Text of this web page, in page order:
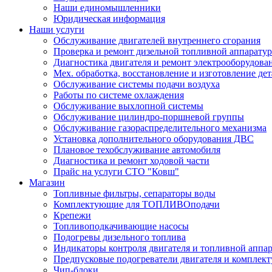
Наши единомышленники
Юридическая информация
Наши услуги
Обслуживание двигателей внутреннего сгорания
Проверка и ремонт дизельной топливной
Диагностика двигателя и ремонт
Мех. обработка, восстановление и изготовление
Обслуживание системы подачи воздуха
Работы по системе охлаждения
Обслуживание выхлопной системы
Обслуживание цилиндро-поршневой группы
Обслуживание газораспределительного механизма
Установка дополнительного оборудования ДВС
Плановое техобслуживание автомобиля
Диагностика и ремонт ходовой части
Прайс на услуги СТО "Ковш"
Магазин
Топливные фильтры, сепараторы воды
Комплектующие для ТОПЛИВОподачи
Крепежи
Топливоподкачивающие насосы
Подогревы дизельного топлива
Индикаторы контроля двигателя и топливной
Предпусковые подогреватели двигателя и
Чип-блоки